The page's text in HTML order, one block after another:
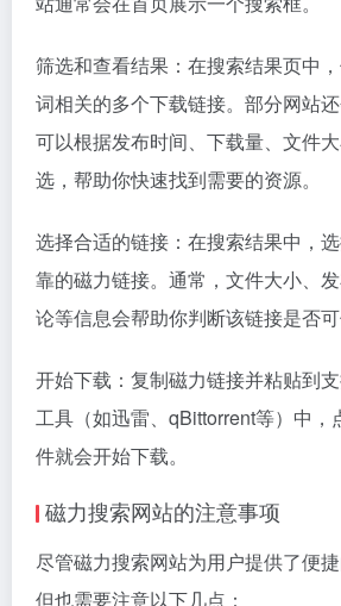
筛选和查看结果：在搜索结果页中
词相关的多个下载链接。部分网站
可以根据发布时间、下载量、文件
选，帮助你快速找到需要的资源。
选择合适的链接：在搜索结果中，
靠的磁力链接。通常，文件大小、
论等信息会帮助你判断该链接是否可
开始下载：复制磁力链接并粘贴到
工具（如迅雷、qBittorrent等）中，
件就会开始下载。
磁力搜索网站的注意事项
尽管磁力搜索网站为用户提供了便
但也需要注意以下几点：